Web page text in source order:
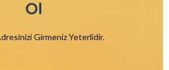
Ol
Girmeniz Yeterlidir.